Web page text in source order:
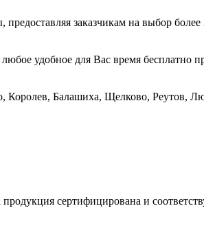
заказчикам на выбор более
удобное для Вас время бесплатно
Балашиха, Щелково, Реутов,
сертифицирована и